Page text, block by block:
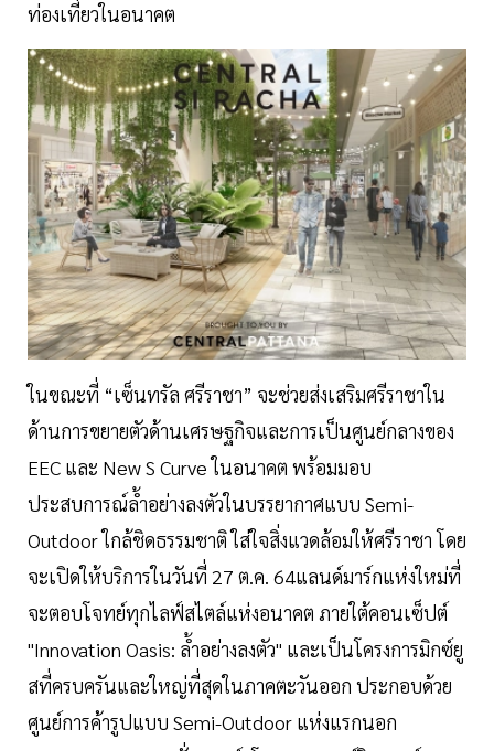
ท่องเที่ยวในอนาคต
ในขณะที่ “เซ็นทรัล ศรีราชา” จะช่วยส่งเสริมศรีราชาใน
ด้านการขยายตัวด้านเศรษฐกิจและการเป็นศูนย์กลางของ
EEC และ New S Curve ในอนาคต พร้อมมอบ
ประสบการณ์ล้ำอย่างลงตัวในบรรยากาศแบบ Semi-
Outdoor ใกล้ชิดธรรมชาติ ใส่ใจสิ่งแวดล้อมให้ศรีราชา โดย
จะเปิดให้บริการในวันที่ 27 ต.ค. 64แลนด์มาร์กแห่งใหม่ที่
จะตอบโจทย์ทุกไลฟ์สไตล์แห่งอนาคต ภายใต้คอนเซ็ปต์
"Innovation Oasis: ล้ำอย่างลงตัว" และเป็นโครงการมิกซ์ยู
สที่ครบครันและใหญ่ที่สุดในภาคตะวันออก ประกอบด้วย
ศูนย์การค้ารูปแบบ Semi-Outdoor แห่งแรกนอก